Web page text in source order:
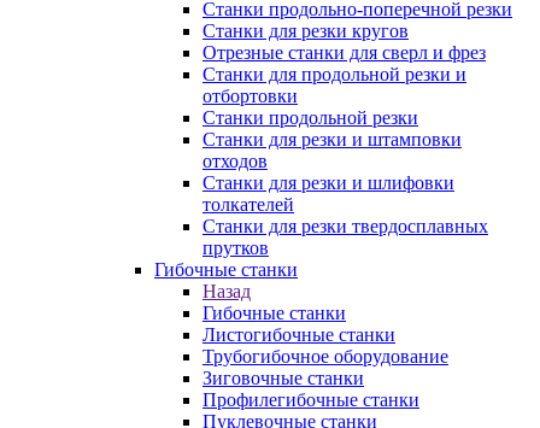
Станки продольно-поперечной резки
Станки для резки кругов
Отрезные станки для сверл и фрез
Станки для продольной резки и
отбортовки
Станки продольной резки
Станки для резки и штамповки
отходов
Станки для резки и шлифовки
толкателей
Станки для резки твердосплавных
прутков
Гибочные станки
Назад
Гибочные станки
Листогибочные станки
Трубогибочное оборудование
Зиговочные станки
Профилегибочные станки
Пуклевочные станки